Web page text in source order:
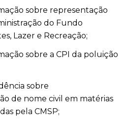
sobre representação
do Fundo
Lazer e Recreação;
sobre a CPI da poluição
sobre
de nome civil em matérias
pela CMSP;